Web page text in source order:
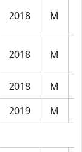
2018 M
2018 M
2018 M
2019 M